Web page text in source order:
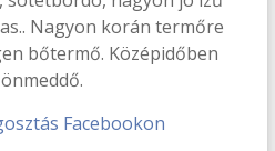
Nagyon korán termőre
bőtermő. Középidőben
Facebookon